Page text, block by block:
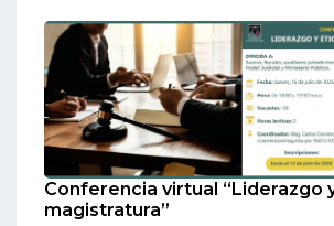
Conferencia virtual “Liderazgo
magistratura”